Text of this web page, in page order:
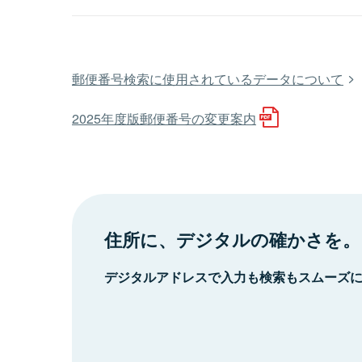
郵便番号検索に使用されているデータについて
2025年度版郵便番号の変更案内
住所に、デジタルの確かさを。
デジタルアドレスで入力も検索もスムーズ